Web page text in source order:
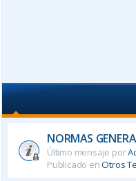
NORMAS
Último mensaje por
Publicado enOtros